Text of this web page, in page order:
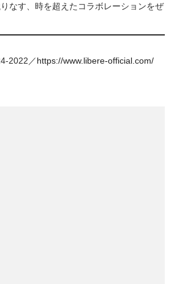
なす、時を超えたコラボレーションをぜ
2022／https://www.libere-official.com/